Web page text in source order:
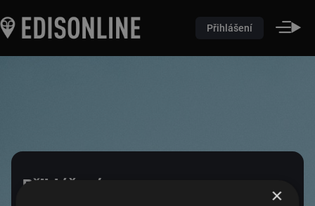
Přihlášení
Přihlášení ×